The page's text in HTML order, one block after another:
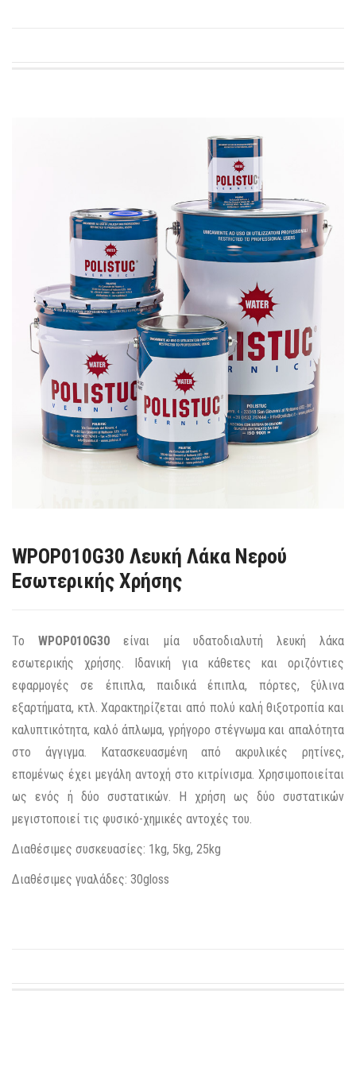
WPOP010G30 Λευκή Λάκα Νερού
Εσωτερικής Χρήσης
ΤοWPOP010G30 είναι μία υδατοδιαλυτή λευκή λάκα
εσωτερικής χρήσης. Ιδανική για κάθετες και οριζόντιες
εφαρμογές σε έπιπλα, παιδικά έπιπλα, πόρτες, ξύλινα
εξαρτήματα, κτλ. Χαρακτηρίζεται από πολύ καλή θιξοτροπία και
καλυπτικότητα, καλό άπλωμα, γρήγορο στέγνωμα και απαλότητα
στο άγγιγμα. Κατασκευασμένη από ακρυλικές ρητίνες,
επομένως έχει μεγάλη αντοχή στο κιτρίνισμα. Χρησιμοποιείται
ως ενός ή δύο συστατικών. Η χρήση ως δύο συστατικών
μεγιστοποιεί τις φυσικό-χημικές αντοχές του.
Διαθέσιμες συσκευασίες: 1kg, 5kg, 25kg
Διαθέσιμες γυαλάδες: 30gloss